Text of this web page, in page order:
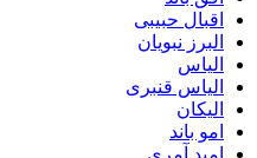
اقبال حبیبی
البرز نبویان
الیاس
الیاس قنبرى
الیکان
امو باند